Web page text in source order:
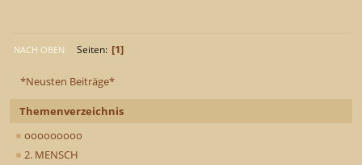
*Neusten Beiträge*
Themenverzeichnis
ooooooooo
2. MENSCH
NACH OBEN Seiten 1